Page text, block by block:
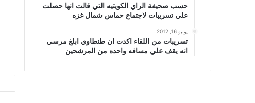
حسب صحيفة الراي الكويتيه التي قالت انها حصلت
علي تسريبات لاجتماع حماس شمال غزه
يونيو 16, 2012
تسريبات من اللقاء اكدت ان طنطاوي ابلغ مرسي
انه يقف علي مسافه واحده من المرشحين